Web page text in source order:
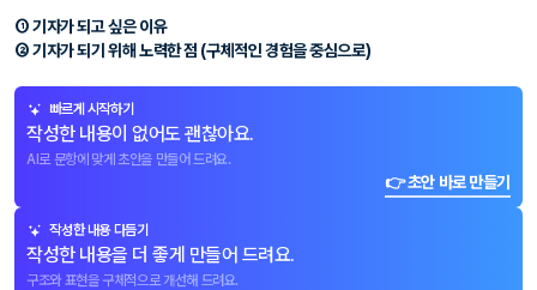
① 기자가 되고 싶은 이유
② 기자가 되기 위해 노력한 점 (구체적인 경험을 중심으로)
빠르게 시작하기
작성한 내용이 없어도 괜찮아요.
AI로 문항에 맞게 초안을 만들어 드려요.
👉 초안 바로 만들기
작성한 내용 다듬기
작성한 내용을 더 좋게 만들어 드려요.
구조와 표현을 구체적으로 개선해 드려요.